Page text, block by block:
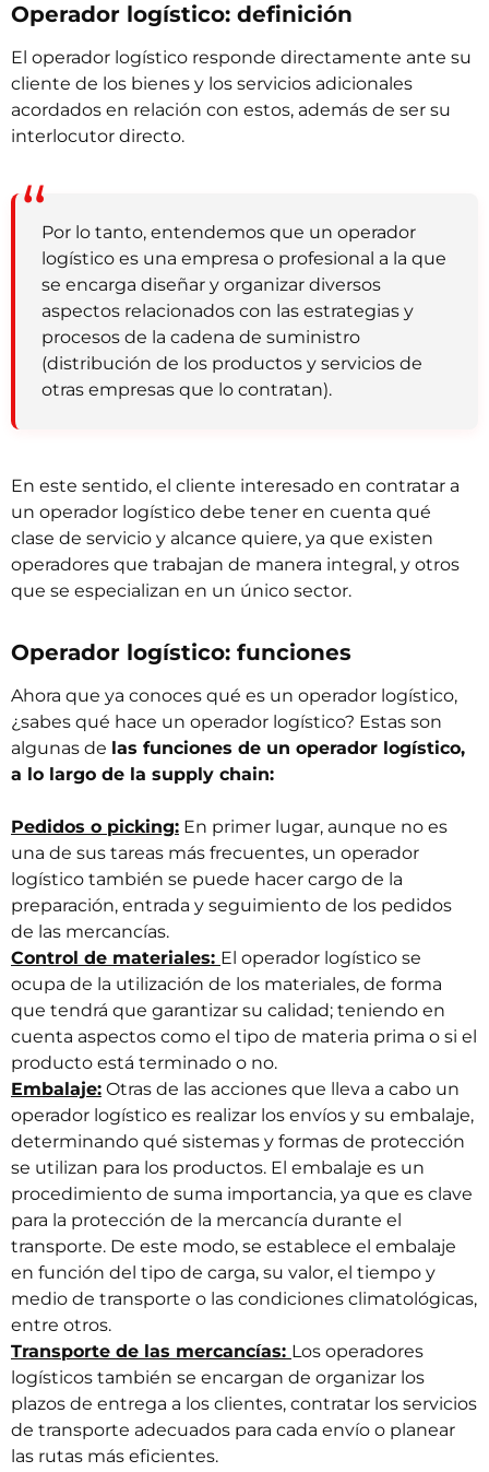
Operador logístico: definición
El operador logístico responde directamente ante su
cliente de los bienes y los servicios adicionales
acordados en relación con estos, además de ser su
interlocutor directo.
Por lo tanto, entendemos que un operador
logístico es una empresa o profesional a la que
se encarga diseñar y organizar diversos
aspectos relacionados con las estrategias y
procesos de la cadena de suministro
(distribución de los productos y servicios de
otras empresas que lo contratan).
En este sentido, el cliente interesado en contratar a
un operador logístico debe tener en cuenta qué
clase de servicio y alcance quiere, ya que existen
operadores que trabajan de manera integral, y otros
que se especializan en un único sector.
Operador logístico: funciones
Ahora que ya conoces qué es un operador logístico,
¿sabes qué hace un operador logístico? Estas son
algunas de las funciones de un operador logístico,
a lo largo de la supply chain:
Pedidos o picking: En primer lugar, aunque no es
una de sus tareas más frecuentes, un operador
logístico también se puede hacer cargo de la
preparación, entrada y seguimiento de los pedidos
de las mercancías.
Control de materiales: El operador logístico se
ocupa de la utilización de los materiales, de forma
que tendrá que garantizar su calidad; teniendo en
cuenta aspectos como el tipo de materia prima o si el
producto está terminado o no.
Embalaje: Otras de las acciones que lleva a cabo un
operador logístico es realizar los envíos y su embalaje,
determinando qué sistemas y formas de protección
se utilizan para los productos. El embalaje es un
procedimiento de suma importancia, ya que es clave
para la protección de la mercancía durante el
transporte. De este modo, se establece el embalaje
en función del tipo de carga, su valor, el tiempo y
medio de transporte o las condiciones climatológicas,
entre otros.
Transporte de las mercancías: Los operadores
logísticos también se encargan de organizar los
plazos de entrega a los clientes, contratar los servicios
de transporte adecuados para cada envío o planear
las rutas más eficientes.